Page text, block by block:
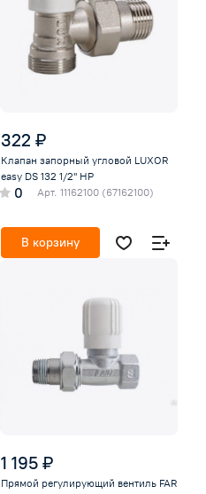
322 ₽
Клапан запорный угловой LUXOR
easy DS 132 1/2'' НР
0 Арт. 11162100 (67162100)
В корзину
1 195 ₽
Прямой регулирующий вентиль FAR